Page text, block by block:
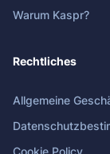
Warum Kaspr?
Rechtliches
Allgemeine
Cookie Policy